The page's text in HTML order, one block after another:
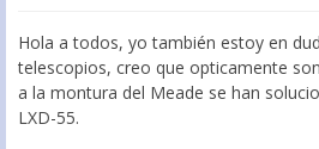
Hola a todos, yo también estoy en
telescopios, creo que opticamente
a la montura del Meade se han
LXD-55.